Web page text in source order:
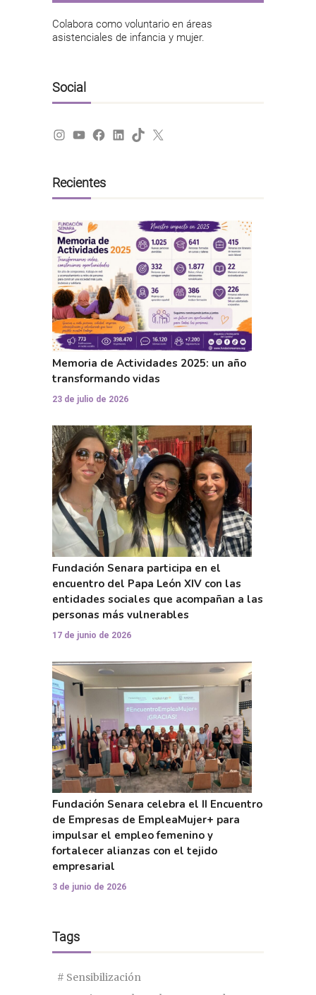
Colabora como voluntario en áreas
asistenciales de infancia y mujer.
Social
Instagram
YouTube
Facebook
LinkedIn
TikTok
X
Recientes
Memoria de Actividades 2025: un año
transformando vidas
23 de julio de 2026
Fundación Senara participa en el
encuentro del Papa León XIV con las
entidades sociales que acompañan a las
personas más vulnerables
17 de junio de 2026
Fundación Senara celebra el II Encuentro
de Empresas de EmpleaMujer+ para
impulsar el empleo femenino y
fortalecer alianzas con el tejido
empresarial
3 de junio de 2026
Tags
# Sensibilización